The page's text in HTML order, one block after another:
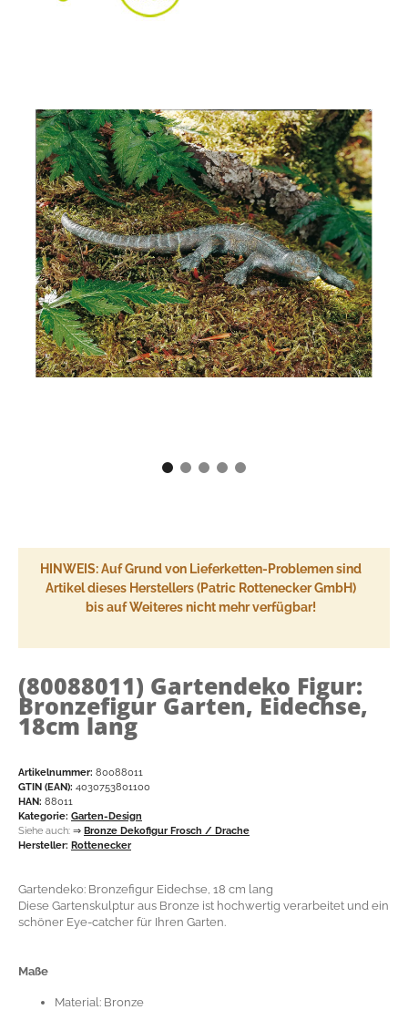
HINWEIS: Auf Grund von Lieferketten-Problemen sind
Artikel dieses Herstellers (Patric Rottenecker GmbH)
bis auf Weiteres nicht mehr verfügbar!
(80088011) Gartendeko Figur:
Bronzefigur Garten, Eidechse,
18cm lang
Artikelnummer: 80088011
GTIN (EAN): 4030753801100
HAN: 88011
Kategorie: Garten-Design
Siehe auch: ⇒ Bronze Dekofigur Frosch / Drache
Hersteller: Rottenecker
Gartendeko: Bronzefigur Eidechse, 18 cm lang
Diese Gartenskulptur aus Bronze ist hochwertig verarbeitet und ein
schöner Eye-catcher für Ihren Garten.
Maße
Material: Bronze